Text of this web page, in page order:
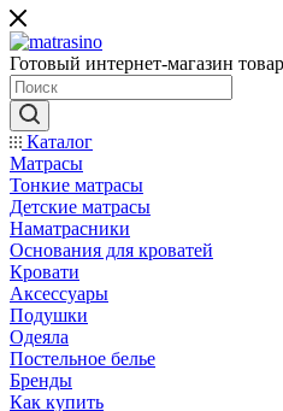
Готовый интернет-магазин
Каталог
Матрасы
Тонкие матрасы
Детские матрасы
Наматрасники
Основания для кроватей
Кровати
Аксессуары
Подушки
Одеяла
Постельное белье
Бренды
Как купить